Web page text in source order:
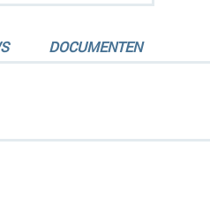
DOCUMENTEN